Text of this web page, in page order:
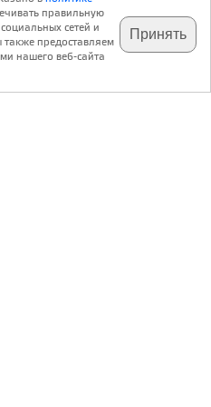
подпишитесь на наш
телеграм @archi_ru
✕
1999 г.
правильную
сетей и
предоставляем
нашего веб-сайта
Принять